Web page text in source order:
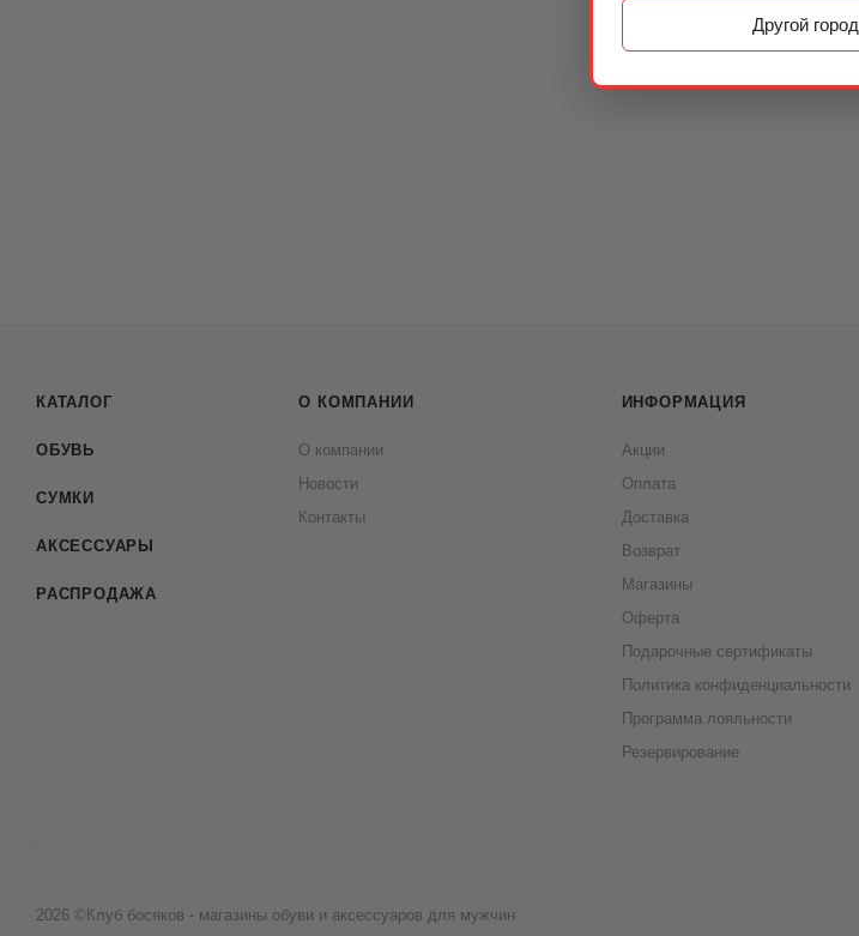
Другой город
КАТАЛОГ
ОБУВЬ
СУМКИ
АКСЕССУАРЫ
РАСПРОДАЖА
О КОМПАНИИ
О компании
Новости
Контакты
ИНФОРМАЦИЯ
Акции
Оплата
Доставка
Возврат
Магазины
Оферта
Подарочные сертификаты
Политика конфиденциальности
Программа лояльности
Резервирование
2026 ©Клуб босяков - магазины обуви и аксессуаров для мужчин